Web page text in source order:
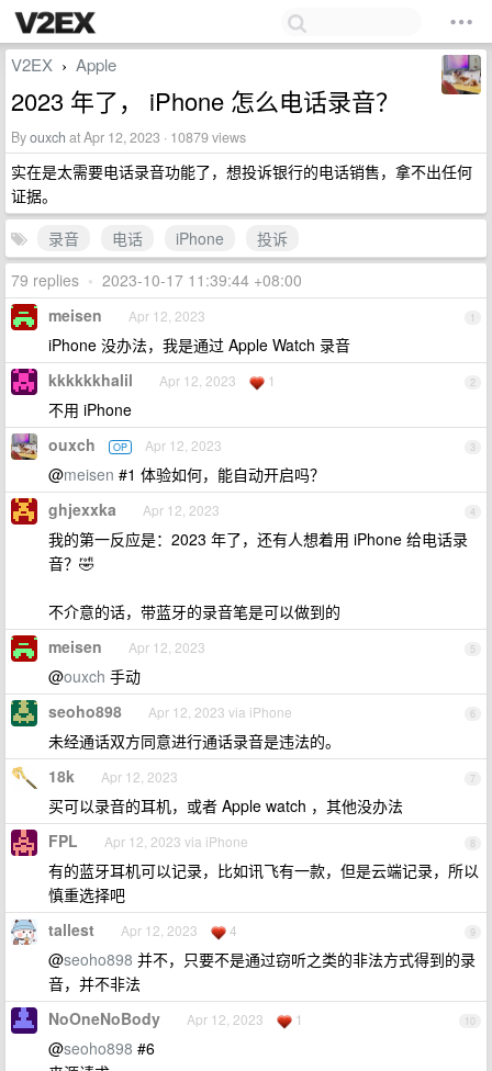
V2EX › Apple
2023 年了， iPhone 怎么电话录音？
Byouxch at Apr 12, 2023 · 10879 views
实在是太需要电话录音功能了，想投诉银行的电话销售，拿不出任何
证据。
录音
电话 iPhone
投诉
79 replies • 2023-10-17 11:39:44 +08:00
1
meisen Apr 12, 2023
iPhone 没办法，我是通过 Apple Watch 录音
2
kkkkkkhalil Apr 12, 2023 1
不用 iPhone
3
ouxch OP Apr 12, 2023
@meisen #1 体验如何，能自动开启吗？
4
ghjexxka Apr 12, 2023
我的第一反应是：2023 年了，还有人想着用 iPhone 给电话录
音？🤣
不介意的话，带蓝牙的录音笔是可以做到的
5
meisen Apr 12, 2023
@ouxch 手动
6
seoho898 Apr 12, 2023 via iPhone
未经通话双方同意进行通话录音是违法的。
7
18k Apr 12, 2023
买可以录音的耳机，或者 Apple watch ，其他没办法
8
FPL Apr 12, 2023 via iPhone
有的蓝牙耳机可以记录，比如讯飞有一款，但是云端记录，所以
慎重选择吧
9
tallest Apr 12, 2023 4
@seoho898 并不，只要不是通过窃听之类的非法方式得到的录
音，并不非法
10
NoOneNoBody Apr 12, 2023 1
@seoho898 #6